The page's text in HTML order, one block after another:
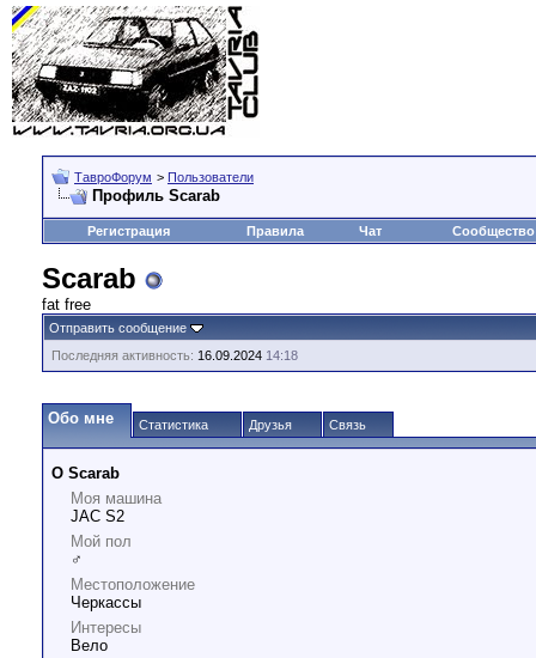
ТавроФорум > Пользователи
Профиль Scarab
Регистрация Правила Чат Сообщество
Scarab
fat free
Отправить сообщение
Последняя активность: 16.09.2024 14:18
Обо мне Статистика Друзья Связь
О Scarab
Моя машина
JAC S2
Мой пол
♂
Местоположение
Черкассы
Интересы
Вело